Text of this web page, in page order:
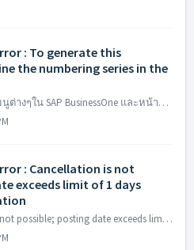
: To generate this
the numbering series in the
Error เกิดขึ้นเมื่อเมื่อเข้าเมนูต่างๆใน SAP BusinessOne และหน้าจอแสดงผล To generate this document, first define the numbering series in the Administration ...
: Cancellation is not
exceeds limit of 1 days
เกิด Error: Cancellation is not possible; posting date exceeds limit of 1 days allowed for cancellation สาเหตุ : เนื่องจากมีการตั้งค่าจำนวนวันในการยกเลิก...